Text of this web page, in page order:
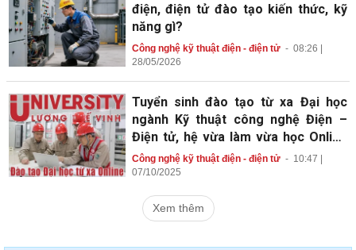
điện, điện tử đào tạo kiến thức, kỹ
năng gì?
Công nghệ kỹ thuật điện - điện tử- 08:26 |
28/05/2026
Tuyển sinh đào tạo từ xa Đại học
ngành Kỹ thuật công nghệ Điện –
Điện tử, hệ vừa làm vừa học Online
kết hợp học trực tiếp
Công nghệ kỹ thuật điện - điện tử- 10:47 |
07/10/2025
Xem thêm